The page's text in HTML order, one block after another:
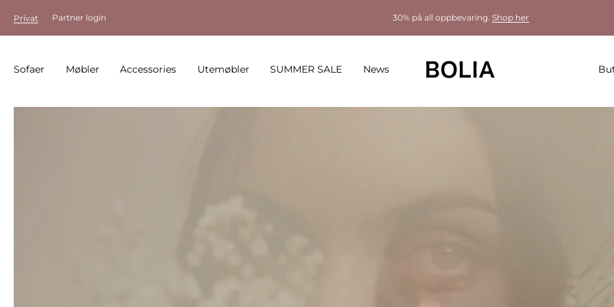
Privat Partner login 30% på all oppbevaring. Shop her
Sofaer Møbler Accessories Utemøbler SUMMER SALE News